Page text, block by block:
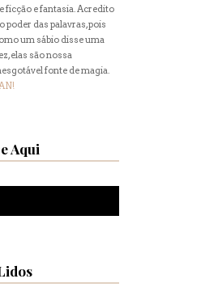
ficção e fantasia. Acredito
poder das palavras, pois
um sábio disse uma
elas são nossa
fonte de magia.
Aqui